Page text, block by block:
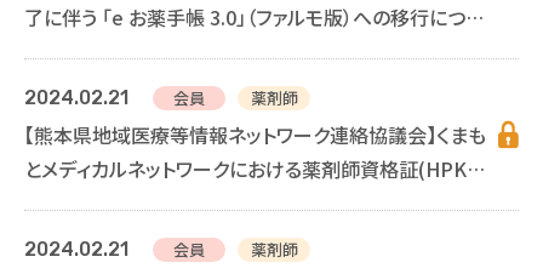
了に伴う 「e お薬手帳 3.0」（ファルモ版）への移行につい
2024.02.21 会員 薬剤師
【熊本県地域医療等情報ネットワーク連絡協議会】くまも
とメディカルネットワークにおける薬剤師資格証(HPKI
2024.02.21 会員 薬剤師